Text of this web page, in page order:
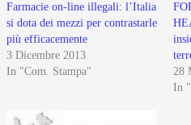
Farmacie on-line illegali: l’Italia
si dota dei mezzi per contrastarle
più efficacemente
3 Dicembre 2013
In "Com. Stampa"
28
In